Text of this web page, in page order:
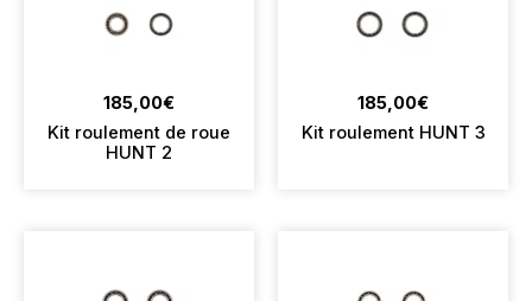
185,00€
Kit roulement de roue
HUNT 2
185,00€
Kit roulement HUNT 3